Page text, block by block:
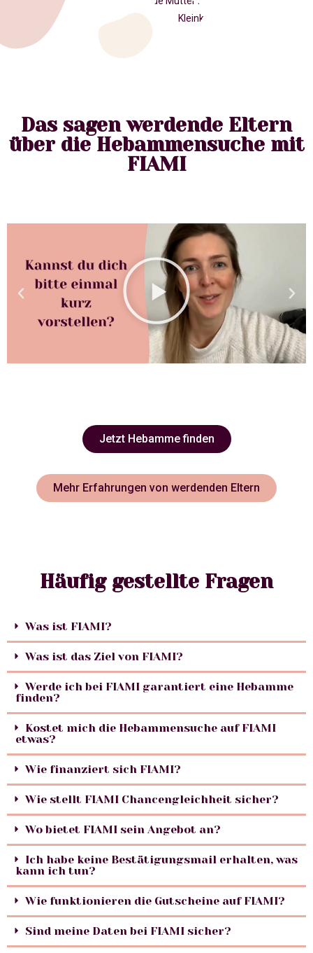
Das sagen werdende Eltern
über die Hebammensuche mit
FIAMI
Jetzt Hebamme finden
Mehr Erfahrungen von werdenden Eltern
Häufig gestellte Fragen
Was ist FIAMI?
Was ist das Ziel von FIAMI?
Werde ich bei FIAMI garantiert eine Hebamme
finden?
Kostet mich die Hebammensuche auf FIAMI
etwas?
Wie finanziert sich FIAMI?
Wie stellt FIAMI Chancengleichheit sicher?
Wo bietet FIAMI sein Angebot an?
Ich habe keine Bestätigungsmail erhalten, was
kann ich tun?
Wie funktionieren die Gutscheine auf FIAMI?
Sind meine Daten bei FIAMI sicher?